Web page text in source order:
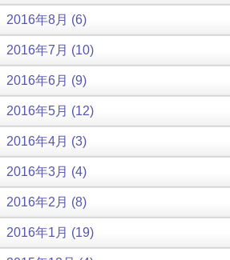
2016年8月 (6)
2016年7月 (10)
2016年6月 (9)
2016年5月 (12)
2016年4月 (3)
2016年3月 (4)
2016年2月 (8)
2016年1月 (19)